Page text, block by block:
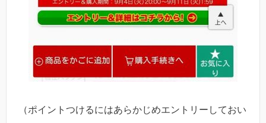
（ポイントつけるにはあらかじめエントリーしておい